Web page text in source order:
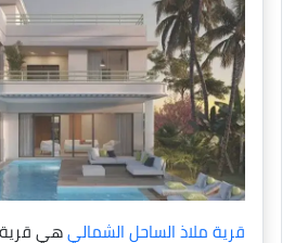
قرية ملاذ الساحل الشمالي هي